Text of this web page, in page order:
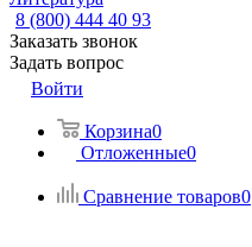
8 (800) 444 40 93
Заказать звонок
Задать вопрос
Войти
Корзина0
Отложенные0
Сравнение товаров0